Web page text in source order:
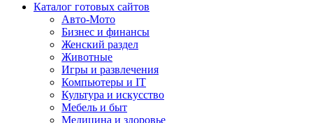
Каталог готовых сайтов
Авто-Мото
Бизнес и финансы
Женский раздел
Животные
Игры и развлечения
Компьютеры и IT
Культура и искусство
Мебель и быт
Медицина и здоровье